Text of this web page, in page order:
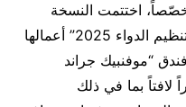
650 خبيراً ومتخصّصاً، اختتمت النسخة
العاشرة من “قمّة الخليج لشؤون تنظيم الدواء 2025” أعمالها
“موفنبيك جراند
بما في ذلك